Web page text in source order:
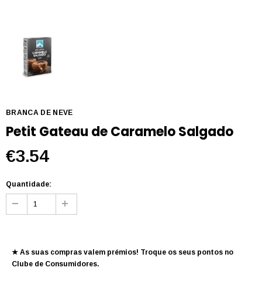
BRANCA DE NEVE
Petit Gateau de Caramelo Salgado
€3.54
Quantidade:
★ As suas compras valem prémios! Troque os seus pontos no
Clube de Consumidores.